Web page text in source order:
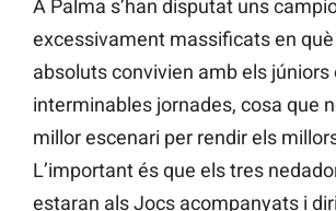
A Palma s’han disputat uns
excessivament massificats en
absoluts convivien amb els júniors
interminables jornades, cosa que
millor escenari per rendir els
L’important és que els tres
estaran als Jocs acompanyats i